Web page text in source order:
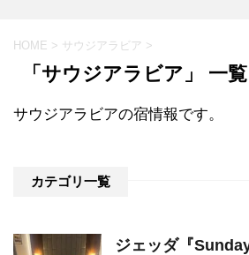
HOME > サウジアラビア >
「サウジアラビア」 一覧
サウジアラビアの宿情報です。
カテゴリ一覧
ジェッダ『